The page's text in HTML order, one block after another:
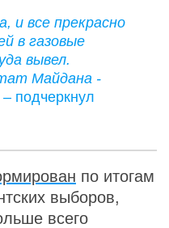
и все прекрасно
в газовые
вывел.
Майдана -
– подчеркнул
по итогам
выборов,
всего